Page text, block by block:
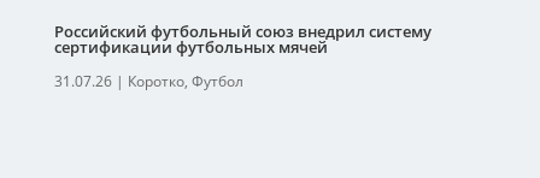
Российский футбольный союз внедрил систему
сертификации футбольных мячей
31.07.26| Коротко, Футбол